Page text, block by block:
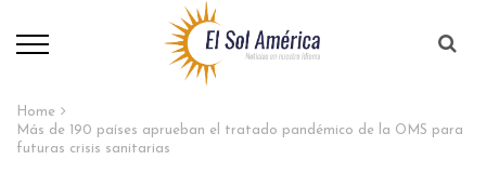
Home
Más de 190 países aprueban el tratado pandémico de la OMS para
futuras crisis sanitarias​